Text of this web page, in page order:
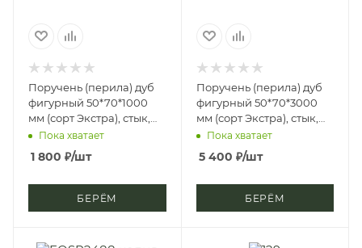
Поручень (перила) дуб
фигурный 50*70*1000
мм (сорт Экстра), стык,
стп-м, д3
Пока хватает
1 800 ₽/шт
БЕРЁМ
Поручень (перила) дуб
фигурный 50*70*3000
мм (сорт Экстра), стык,
стп-м, д3
Пока хватает
5 400 ₽/шт
БЕРЁМ